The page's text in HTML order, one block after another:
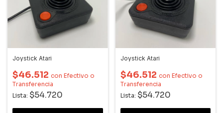
Joystick Atari
$46.512 con Efectivo o
Transferencia
Lista: $54.720
Joystick Atari
$46.512 con Efectivo o
Transferencia
Lista: $54.720